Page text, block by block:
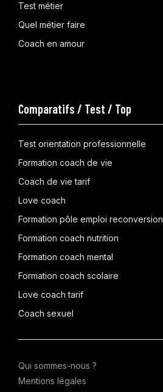
Test métier
Quel métier faire
Coach en amour
Comparatifs / Test / Top
Test orientation professionnelle
Formation coach de vie
Coach de vie tarif
Love coach
Formation pôle emploi reconversion
Formation coach nutrition
Formation coach mental
Formation coach scolaire
Love coach tarif
Coach sexuel
Qui sommes-nous ?
Mentions légales